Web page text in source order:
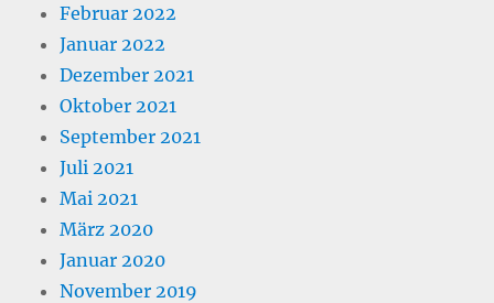
Februar 2022
Januar 2022
Dezember 2021
Oktober 2021
September 2021
Juli 2021
Mai 2021
März 2020
Januar 2020
November 2019